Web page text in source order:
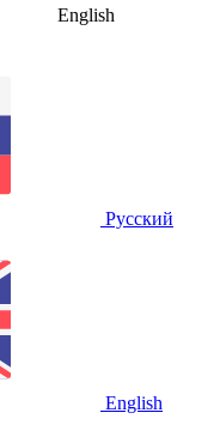
English
Русский
English